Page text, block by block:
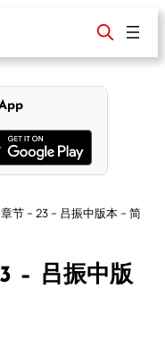
节 – 23 – 吕振中版本 – 简
– 吕振中版